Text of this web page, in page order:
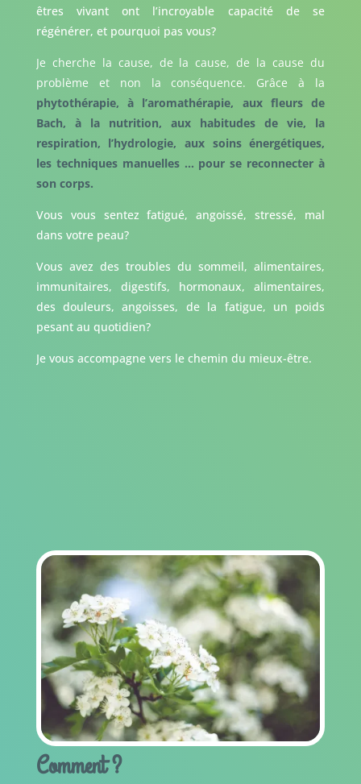
êtres vivant ont l’incroyable capacité de se
régénérer, et pourquoi pas vous?
Je cherche la cause, de la cause, de la cause du
problème et non la conséquence. Grâce à la
phytothérapie, à l’aromathérapie, aux fleurs de
Bach, à la nutrition, aux habitudes de vie, la
respiration, l’hydrologie, aux soins énergétiques,
les techniques manuelles … pour se reconnecter à
son corps.
Vous vous sentez fatigué, angoissé, stressé, mal
dans votre peau?
Vous avez des troubles du sommeil, alimentaires,
immunitaires, digestifs, hormonaux, alimentaires,
des douleurs, angoisses, de la fatigue, un poids
pesant au quotidien?
Je vous accompagne vers le chemin du mieux-être.
Comment ?